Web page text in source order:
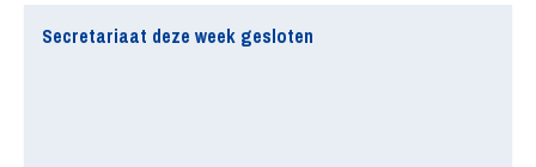
Secretariaat deze week gesloten